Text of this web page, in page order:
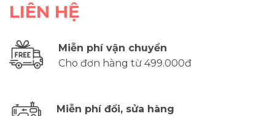
LIÊN HỆ
Miễn phí vận chuyển
Cho đơn hàng từ 499.000đ
Miễn phí đổi, sửa hàng